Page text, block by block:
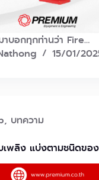
บอกทุกท่านว่า Fire…
15/01/
, บทความ
เพลิง แบ่งตามชนิดขอ